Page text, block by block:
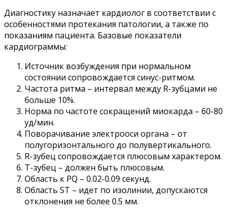
Диагностику назначает кардиолог в соответствии с
особенностями протекания патологии, а также по
показаниям пациента. Базовые показатели
кардиограммы:
Источник возбуждения при нормальном
состоянии сопровождается синус-ритмом.
Частота ритма – интервал между R-зубцами не
больше 10%.
Норма по частоте сокращений миокарда – 60-80
уд/мин.
Поворачивание электрооси органа – от
полугоризонтального до полувертикального.
R-зубец сопровождается плюсовым характером.
T-зубец – должен быть плюсовым.
Область к PQ – 0.02-0.09 секунд.
Область ST – идет по изолинии, допускаются
отклонения не более 0.5 мм.